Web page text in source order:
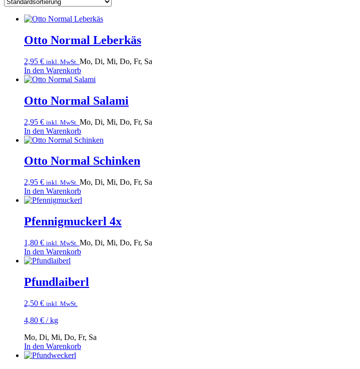
Otto Normal Leberkäs
2,95 € inkl. MwSt. Mo, Di, Mi, Do, Fr, Sa
In den Warenkorb
Otto Normal Salami
2,95 € inkl. MwSt. Mo, Di, Mi, Do, Fr, Sa
In den Warenkorb
Otto Normal Schinken
2,95 € inkl. MwSt. Mo, Di, Mi, Do, Fr, Sa
In den Warenkorb
Pfennigmuckerl 4x
1,80 € inkl. MwSt. Mo, Di, Mi, Do, Fr, Sa
In den Warenkorb
Pfundlaiberl
2,50 € inkl. MwSt.
4,80 € /kg
Mo, Di, Mi, Do, Fr, Sa
In den Warenkorb